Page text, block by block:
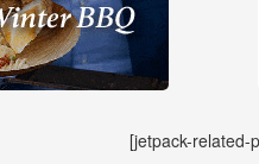
[jetpack-related-